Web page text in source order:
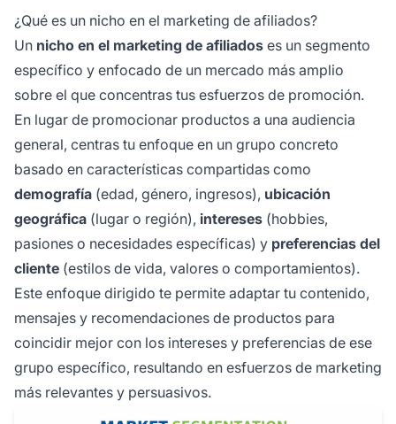
¿Qué es un nicho en el marketing de afiliados?
Un nicho en el marketing de afiliados es un segmento
específico y enfocado de un mercado más amplio
sobre el que concentras tus esfuerzos de promoción.
En lugar de promocionar productos a una audiencia
general, centras tu enfoque en un grupo concreto
basado en características compartidas como
demografía (edad, género, ingresos), ubicación
geográfica (lugar o región), intereses (hobbies,
pasiones o necesidades específicas) y preferencias del
cliente (estilos de vida, valores o comportamientos).
Este enfoque dirigido te permite adaptar tu contenido,
mensajes y recomendaciones de productos para
coincidir mejor con los intereses y preferencias de ese
grupo específico, resultando en esfuerzos de marketing
más relevantes y persuasivos.